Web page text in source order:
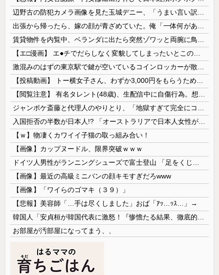
【ｗ】物凄くカワイイ子猫の取っ組み合い！
【画像】カップヌードル、限界突破ｗｗｗ
【画像】最近の高級ミニバンの顔キモすぎだろwww
【画像】「ワイらのゴマキ（３９）」
【悲報】美容師「…手は尽くしました」おば「ｱｯ…ｯｽ…」→
お部屋が汚部屋になってまう、、